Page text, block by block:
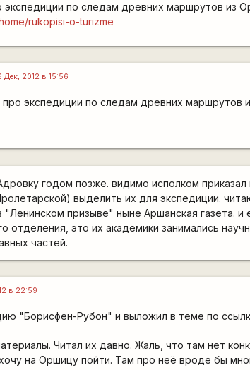
по следам древних маршрутов из
rukopisi-o-turizme
Дек, 2012 в 15:56
экспедиции по следам древних маршрутов
годом позже. видимо исполком приказал
выделить их для экспедиции.
призыве" ныне Аршанская газета. и
отделения, это их академики занимались
частей.
в 22:59
"Борисфен-Рубон" и выложил в теме по
Читал их давно. Жаль, что там нет
на Оршицу пойти. Там про неё вроде бы